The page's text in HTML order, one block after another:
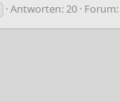
Antworten: 20 Forum: